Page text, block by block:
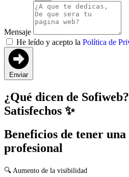
Mensaje
He leído y acepto la Política de
Enviar
¿Qué dicen de
Satisfechos ✨
Beneficios de tener
profesional
🔍 Aumento de la visibilidad